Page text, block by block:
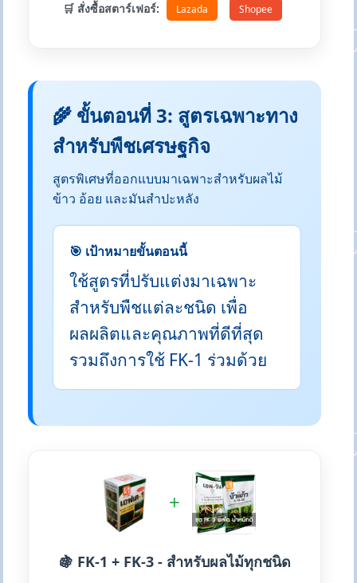
🛒 สั่งซื้อสตาร์เฟอร์: Lazada Shopee
🌾 ขั้นตอนที่ 3: สูตรเฉพาะทาง
สำหรับพืชเศรษฐกิจ
สูตรพิเศษที่ออกแบบมาเฉพาะสำหรับผลไม้
ข้าว อ้อย และมันสำปะหลัง
🎯 เป้าหมายขั้นตอนนี้
ใช้สูตรที่ปรับแต่งมาเฉพาะ
สำหรับพืชแต่ละชนิด เพื่อ
ผลผลิตและคุณภาพที่ดีที่สุด
รวมถึงการใช้ FK-1 ร่วมด้วย
+
🍇 FK-1 + FK-3 - สำหรับผลไม้ทุกชนิด